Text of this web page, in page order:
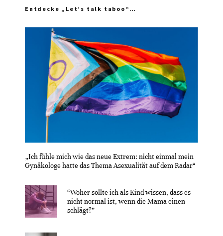
Entdecke „Let’s talk taboo“…
„Ich fühle mich wie das neue Extrem: nicht einmal mein
Gynäkologe hatte das Thema Asexualität auf dem Radar“
“Woher sollte ich als Kind wissen, dass es
nicht normal ist, wenn die Mama einen
schlägt?”